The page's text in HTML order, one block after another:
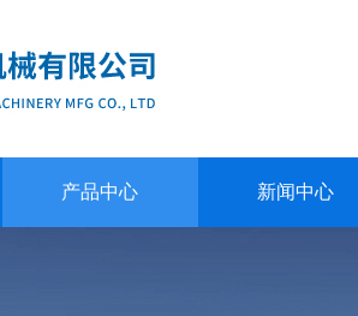
产品中心 新闻中心